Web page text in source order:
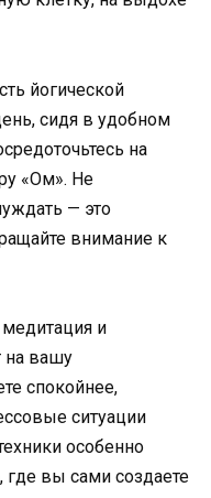
йогической
сидя в удобном
на
«Ом». Не
— это
внимание к
и
на вашу
спокойнее,
ситуации
особенно
вы сами создаете